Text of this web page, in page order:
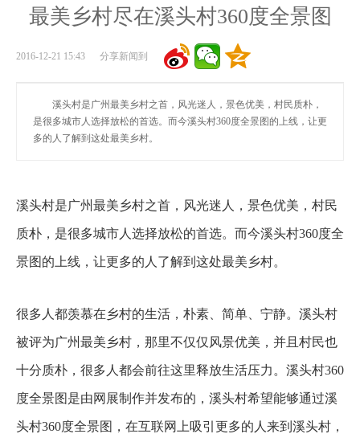
最美乡村尽在溪头村360度全景图
2016-12-21 15:43 分享新闻到
溪头村是广州最美乡村之首，风光迷人，景色优美，村民质朴，
是很多城市人选择放松的首选。而今溪头村360度全景图的上线，让更
多的人了解到这处最美乡村。
溪头村是广州最美乡村之首，风光迷人，景色优美，村民
质朴，是很多城市人选择放松的首选。而今溪头村360度全
景图的上线，让更多的人了解到这处最美乡村。
很多人都羡慕在乡村的生活，朴素、简单、宁静。溪头村
被评为广州最美乡村，那里不仅仅风景优美，并且村民也
十分质朴，很多人都会前往这里释放生活压力。溪头村360
度全景图是由网展制作并发布的，溪头村希望能够通过溪
头村360度全景图，在互联网上吸引更多的人来到溪头村，